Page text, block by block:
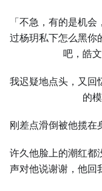
「不急，有的是机
过杨玥私下怎么黑你
吧，皓
我迟疑地点头，又回
的
刚差点滑倒被他揽在
许久他脸上的潮红都
声对他说谢谢，他回